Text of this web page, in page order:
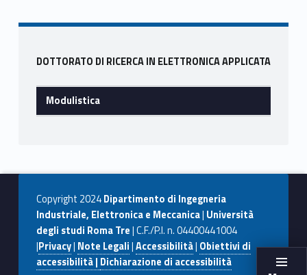
t o
k
o vi
Sidebar
DOTTORATO DI RICERCA IN ELETTRONICA APPLICATA
Modulistica
Copyright 2024Dipartimento di Ingegneria
Industriale, Elettronica e Meccanica| Università
degli studi Roma Tre| C.F./P.I. n. 04400441004
|Privacy| Note Legali|Accessibilità| Obiettivi di
accessibilità | Dichiarazione di accessibilità